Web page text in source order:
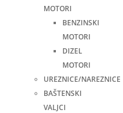
MOTORI
BENZINSKI
MOTORI
DIZEL
MOTORI
UREZNICE/NAREZNICE
BAŠTENSKI
VALJCI